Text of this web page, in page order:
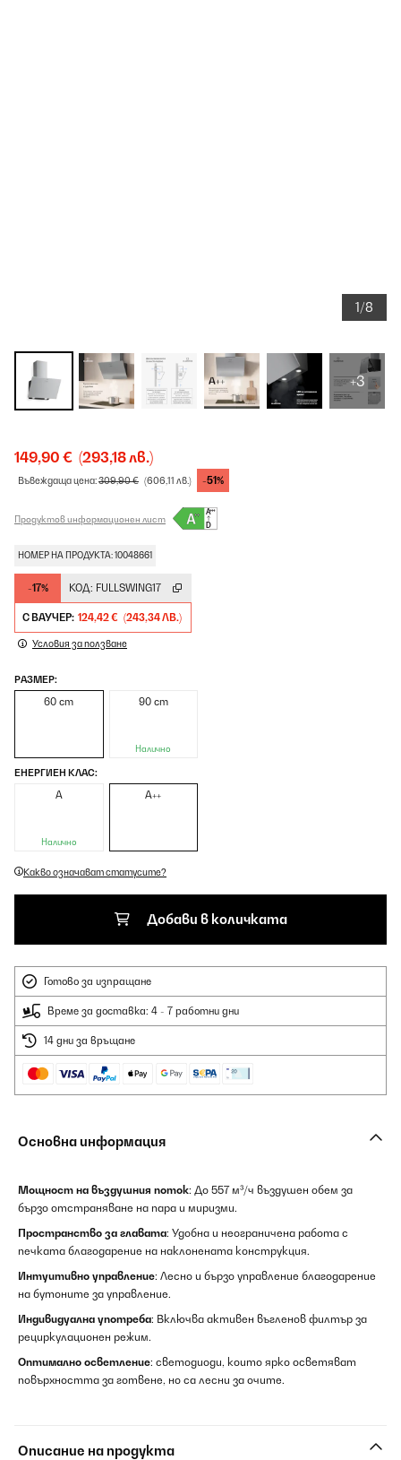
1/8
+3
149,90 € (293,18 лв.)
Въвеждаща цена:309,90 € (606,11 лв.) -51%
Продуктов информационен лист
НОМЕР НА ПРОДУКТА: 10048661
-17% КОД: FULLSWING17
С ВАУЧЕР: 124,42 € (243,34 ЛВ.)
Условия за ползване
РАЗМЕР:
60 cm 90 cm
Налично
ЕНЕРГИЕН КЛАС:
A
Налично
A++
Какво означават статусите?
Добави в количката
Готово за изпращане
Време за доставка: 4 - 7 работни дни
14 дни за връщане
Основна информация
Мощност на въздушния поток: До 557 м³/ч въздушен обем за
бързо отстраняване на пара и миризми.
Пространство за главата: Удобна и неограничена работа с
печката благодарение на наклонената конструкция.
Интуитивно управление: Лесно и бързо управление благодарение
на бутоните за управление.
Индивидуална употреба: Включва активен въгленов филтър за
рециркулационен режим.
Оптимално осветление: светодиоди, които ярко осветяват
повърхността за готвене, но са лесни за очите.
Описание на продукта